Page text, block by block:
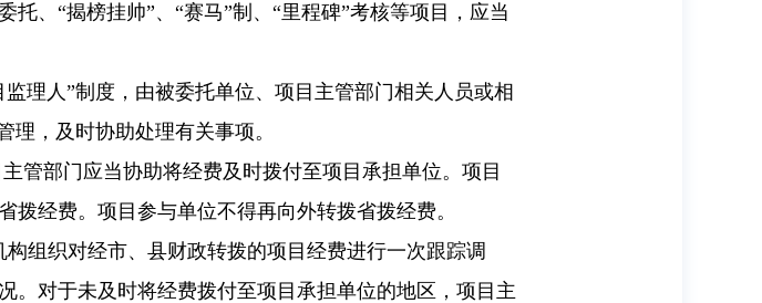
、“揭榜挂帅”、“赛马”制、“里程碑”考核等项目，应当
理人”制度，由被委托单位、项目主管部门相关人员或相
理，及时协助处理有关事项。
管部门应当协助将经费及时拨付至项目承担单位。项目
经费。项目参与单位不得再向外转拨省拨经费。
组织对经市、县财政转拨的项目经费进行一次跟踪调
。对于未及时将经费拨付至项目承担单位的地区，项目主